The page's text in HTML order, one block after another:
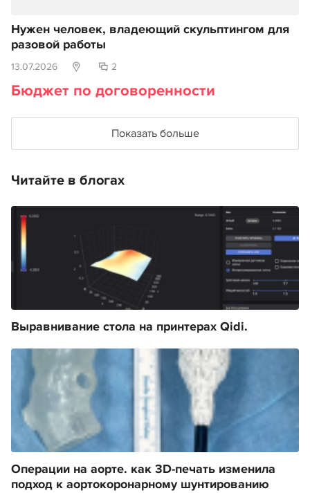
Нужен человек, владеющий скульптингом для
разовой работы
13.07.2026 2
Бюджет по договоренности
Показать больше
Читайте в блогах
Выравнивание стола на принтерах Qidi.
Операции на аорте. как 3D-печать изменила
подход к аортокоронарному шунтированию